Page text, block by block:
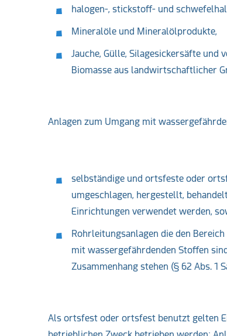
halogen-, stickstoff- und
Mineralöle und Mineralölprodukte,
Jauche, Gülle, Silagesickersäfte
Biomasse aus landwirtschaftlicher
Anlagen zum Umgang mit
selbständige und ortsfeste oder
umgeschlagen, hergestellt,
Einrichtungen verwendet werden,
Rohrleitungsanlagen die den
mit wassergefährdenden Stoffen
Zusammenhang stehen (§ 62 Abs. 1
Als ortsfest oder ortsfest benutzt gelten